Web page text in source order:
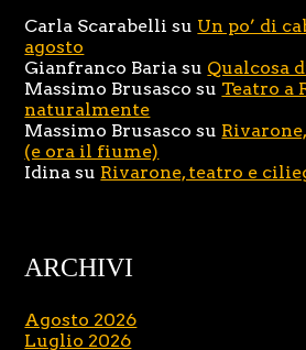
Carla Scarabelli su Un po’ di
agosto
Gianfranco Baria su Qualcosa
Massimo Brusasco su Teatro a
naturalmente
Massimo Brusasco su
(e ora il fiume)
Idina su Rivarone, teatro e
ARCHIVI
Agosto 2026
Luglio 2026